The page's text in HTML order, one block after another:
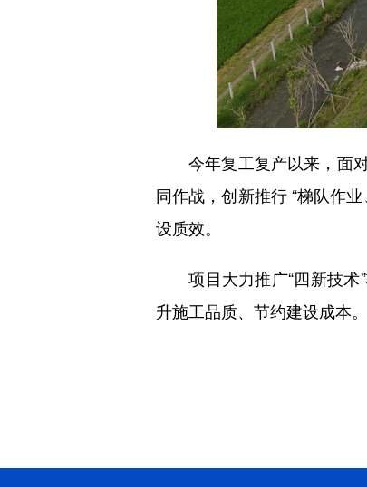
今年复工复产以来，面对
同作战，创新推行 “梯队作
设质效。
项目大力推广“四新技术”
升施工品质、节约建设成本。